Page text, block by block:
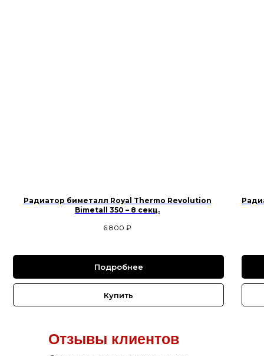
Радиатор биметалл Royal Thermo Revolution
Bimetall 350 – 8 секц.
6 800 ₽
Подробнее
Купить
Отзывы клиентов